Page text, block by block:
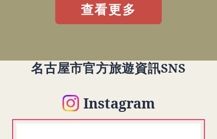
查看更多
名古屋市官方旅遊資訊SNS
Instagram